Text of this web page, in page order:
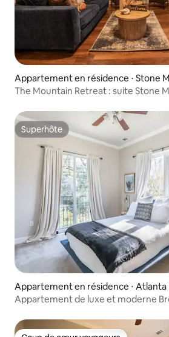
Appartement en résidence ⋅ Stone
The Mountain Retreat : suite Stone
Superhôte
Superhôte
Appartement en résidence ⋅ Atlanta
Appartement de luxe et moderne